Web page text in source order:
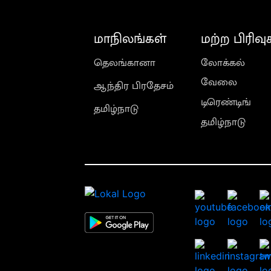
மாநிலங்கள்
தெலங்கானா
ஆந்திர பிரதேசம்
தமிழ்நாடு
மற்ற
லோக்கல்
வேலை
டிரெண்டிங்
தமிழ்நாடு